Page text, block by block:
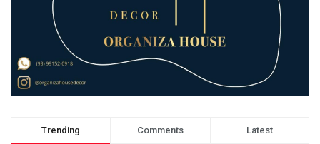
Trending Comments Latest